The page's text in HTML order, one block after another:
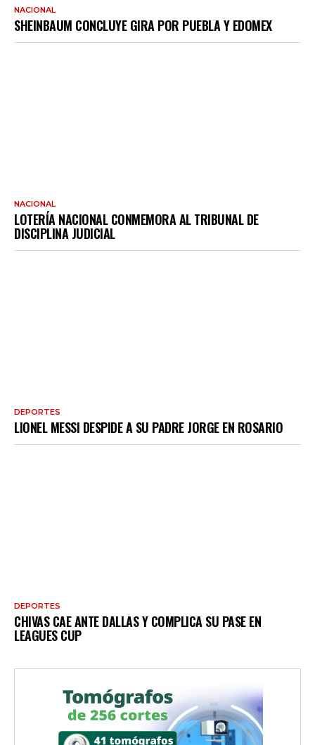
NACIONAL
SHEINBAUM CONCLUYE GIRA POR PUEBLA Y EDOMEX
NACIONAL
LOTERÍA NACIONAL CONMEMORA AL TRIBUNAL DE
DISCIPLINA JUDICIAL
DEPORTES
LIONEL MESSI DESPIDE A SU PADRE JORGE EN ROSARIO
DEPORTES
CHIVAS CAE ANTE DALLAS Y COMPLICA SU PASE EN
LEAGUES CUP